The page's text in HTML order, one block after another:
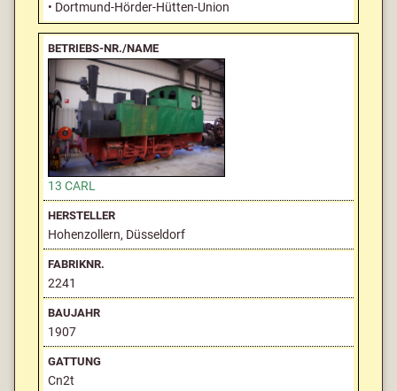
• Dortmund-Hörder-Hütten-Union
13 CARL
Hohenzollern, Düsseldorf
2241
1907
Cn2t